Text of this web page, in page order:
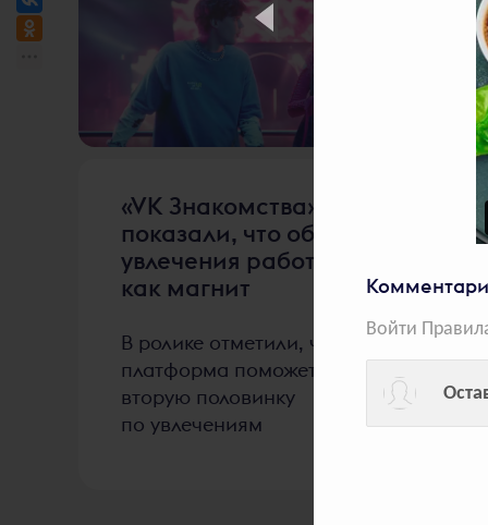
Войти
«VK Знакомства»
показали, что общие
увлечения работают
как магнит
В ролике отметили, что
платформа поможет найти
вторую половинку
по увлечениям